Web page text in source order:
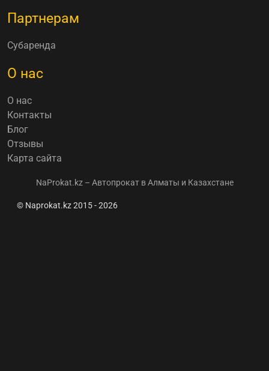
Партнерам
Субаренда
О нас
О нас
Контакты
Блог
Отзывы
Карта сайта
NaProkat.kz – Автопрокат в Алматы и Казахстане
© Naprokat.kz 2015 - 2026